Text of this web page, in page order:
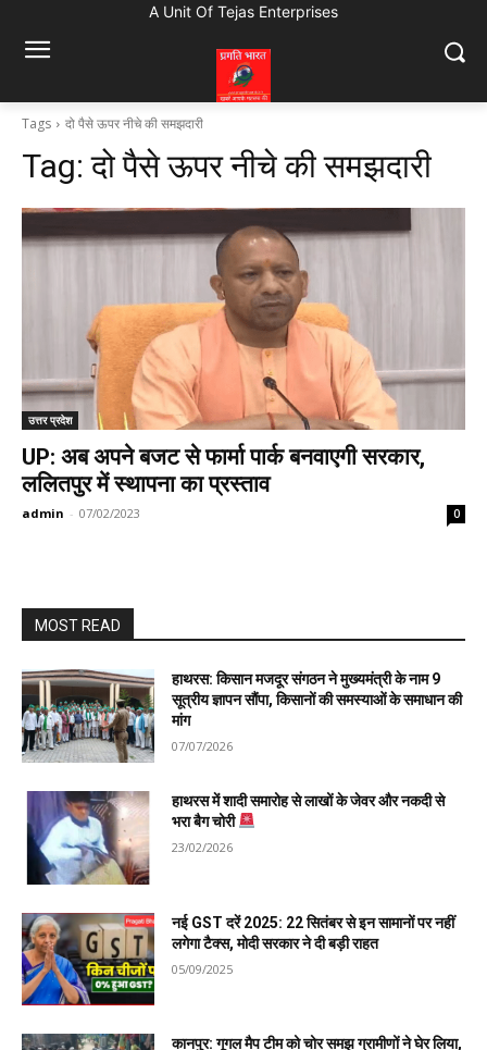
A Unit Of Tejas Enterprises
Tags दो पैसे ऊपर नीचे की समझदारी
Tag:दो पैसे ऊपर नीचे की समझदारी
उत्तर प्रदेश
UP: अब अपने बजट से फार्मा पार्क बनवाएगी सरकार,
ललितपुर में स्थापना का प्रस्ताव
admin - 07/02/2023 0
MOST READ
हाथरस: किसान मजदूर संगठन ने मुख्यमंत्री के नाम 9
सूत्रीय ज्ञापन सौंपा, किसानों की समस्याओं के समाधान की
मांग
07/07/2026
हाथरस में शादी समारोह से लाखों के जेवर और नकदी से
भरा बैग चोरी
23/02/2026
नई GST दरें 2025: 22 सितंबर से इन सामानों पर नहीं
लगेगा टैक्स, मोदी सरकार ने दी बड़ी राहत
05/09/2025
कानपुर: गूगल मैप टीम को चोर समझ ग्रामीणों ने घेर लिया,